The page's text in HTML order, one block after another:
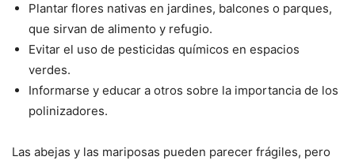
Plantar flores nativas en jardines, balcones o parques,
que sirvan de alimento y refugio.
Evitar el uso de pesticidas químicos en espacios
verdes.
Informarse y educar a otros sobre la importancia de los
polinizadores.
Las abejas y las mariposas pueden parecer frágiles, pero